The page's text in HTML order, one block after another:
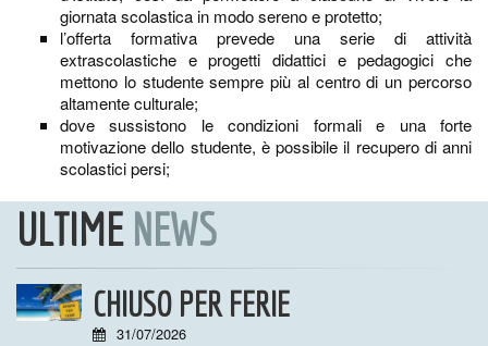
giornata scolastica in modo sereno e protetto;
l’offerta formativa prevede una serie di attività
extrascolastiche e progetti didattici e pedagogici che
mettono lo studente sempre più al centro di un percorso
altamente culturale;
dove sussistono le condizioni formali e una forte
motivazione dello studente, è possibile il recupero di anni
scolastici persi;
ULTIME NEWS
CHIUSO PER FERIE
31/07/2026